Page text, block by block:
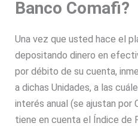
Banco Comafi?
Una vez que usted hace el
depositando dinero en
por débito de su cuenta,
a dichas Unidades, a las
interés anual (se ajustan por
tiene en cuenta el Índice de